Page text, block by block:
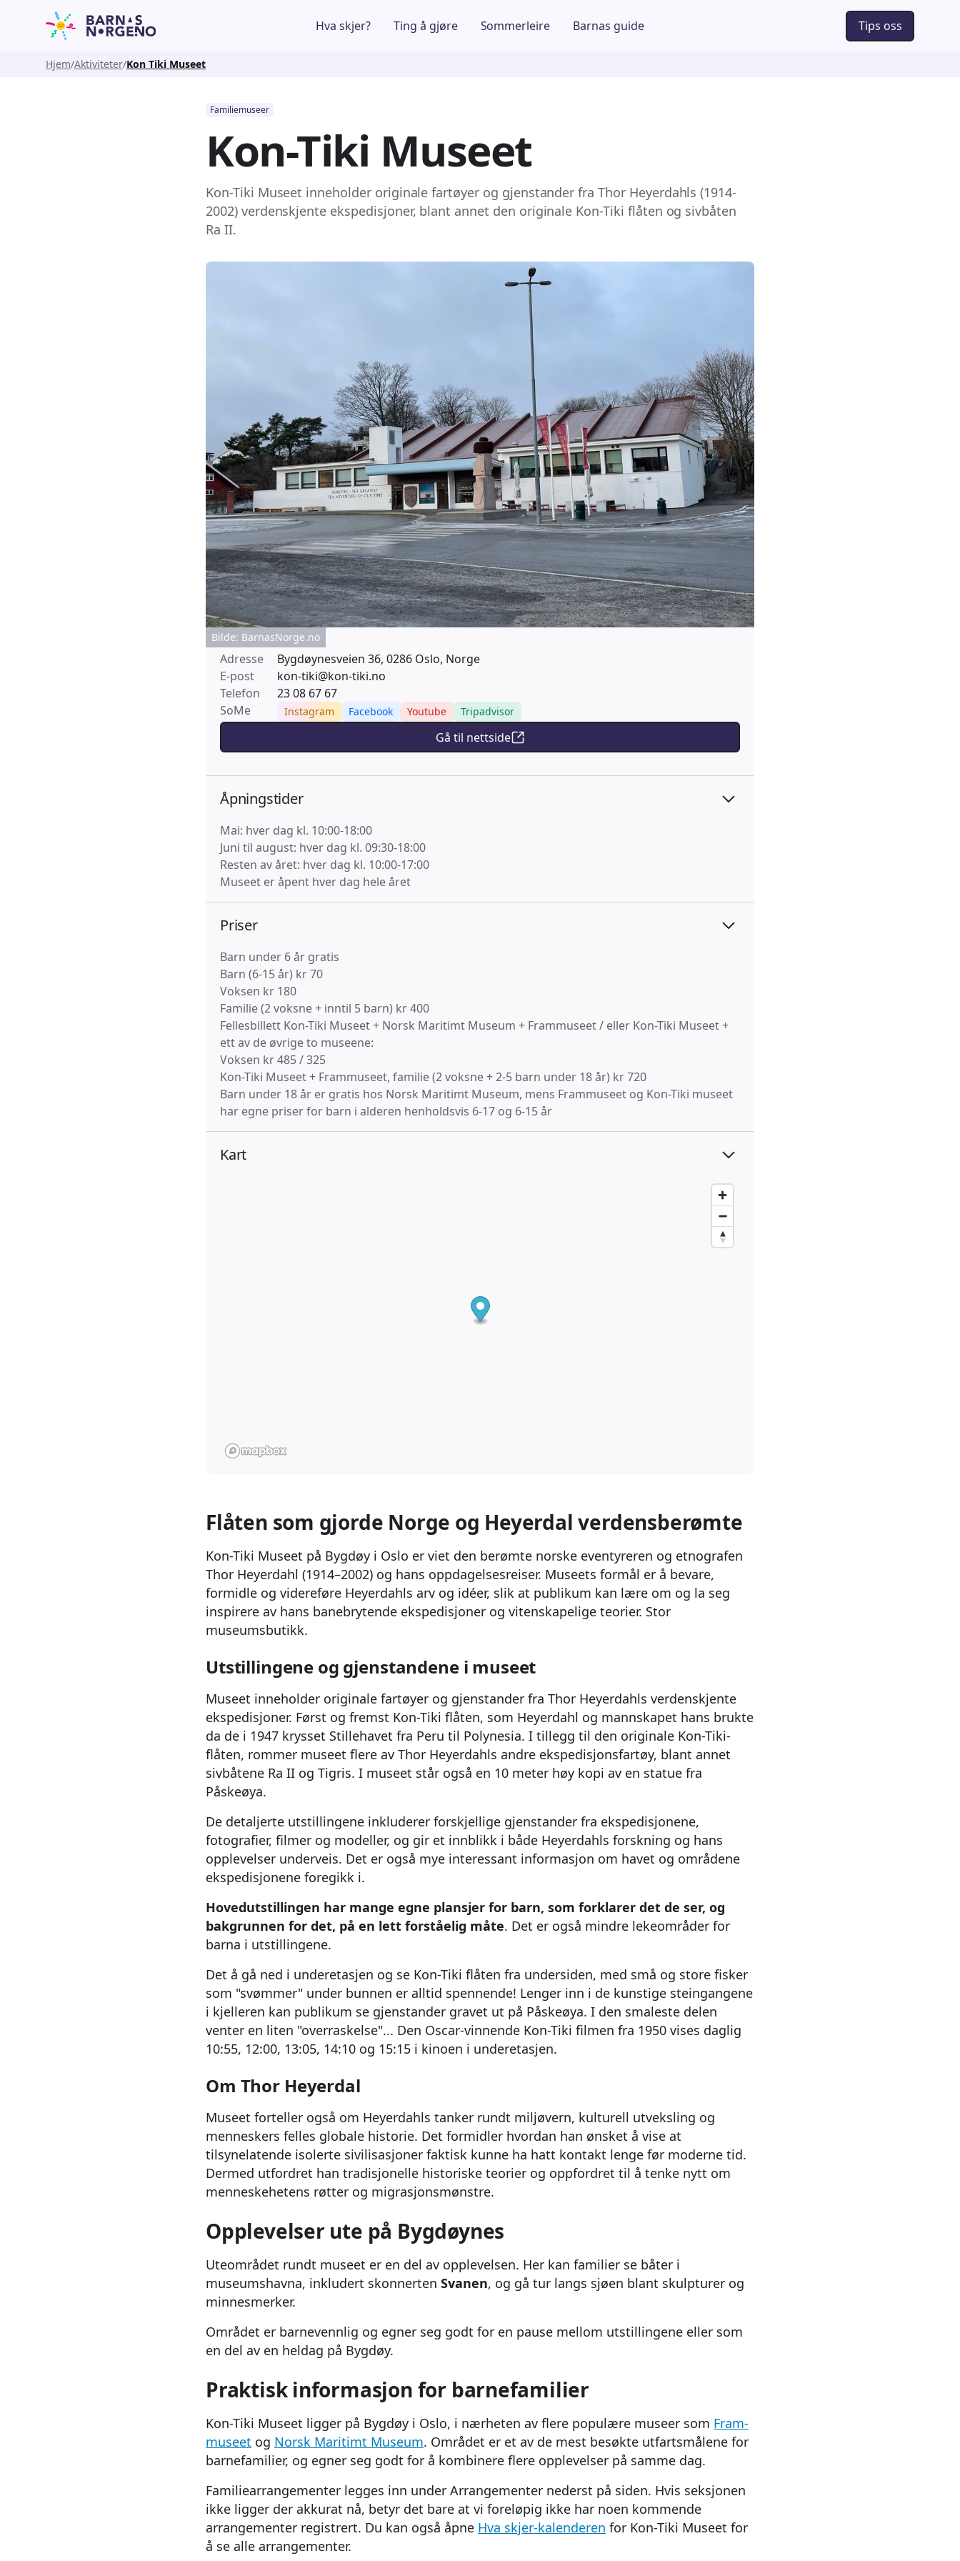
Hva skjer? Ting å gjøre Sommerleire Barnas guide Tips oss
Hjem Aktiviteter Kon Tiki Museet
Familiemuseer
Kon-Tiki Museet
Kon-Tiki Museet inneholder originale fartøyer og gjenstander fra Thor Heyerdahls (1914-
2002) verdenskjente ekspedisjoner, blant annet den originale Kon-Tiki flåten og sivbåten
Ra II.
Bilde: BarnasNorge.no
Adresse
Bygdøynesveien 36, 0286 Oslo, Norge
E-post
kon-tiki@kon-tiki.no
Telefon
23 08 67 67
SoMe
Instagram Facebook Youtube Tripadvisor
Gå til nettside
Åpningstider
Mai: hver dag kl. 10:00-18:00
Juni til august: hver dag kl. 09:30-18:00
Resten av året: hver dag kl. 10:00-17:00
Museet er åpent hver dag hele året
Priser
Barn under 6 år gratis
Barn (6-15 år) kr 70
Voksen kr 180
Familie (2 voksne + inntil 5 barn) kr 400
Fellesbillett Kon-Tiki Museet + Norsk Maritimt Museum + Frammuseet / eller Kon-Tiki Museet +
ett av de øvrige to museene:
Voksen kr 485 / 325
Kon-Tiki Museet + Frammuseet, familie (2 voksne + 2-5 barn under 18 år) kr 720
Barn under 18 år er gratis hos Norsk Maritimt Museum, mens Frammuseet og Kon-Tiki museet
har egne priser for barn i alderen henholdsvis 6-17 og 6-15 år
Kart
Flåten som gjorde Norge og Heyerdal verdensberømte
Kon-Tiki Museet på Bygdøy i Oslo er viet den berømte norske eventyreren og etnografen
Thor Heyerdahl (1914–2002) og hans oppdagelsesreiser. Museets formål er å bevare,
formidle og videreføre Heyerdahls arv og idéer, slik at publikum kan lære om og la seg
inspirere av hans banebrytende ekspedisjoner og vitenskapelige teorier. Stor
museumsbutikk.
Utstillingene og gjenstandene i museet
Museet inneholder originale fartøyer og gjenstander fra Thor Heyerdahls verdenskjente
ekspedisjoner. Først og fremst Kon-Tiki flåten, som Heyerdahl og mannskapet hans brukte
da de i 1947 krysset Stillehavet fra Peru til Polynesia. I tillegg til den originale Kon-Tiki-
flåten, rommer museet flere av Thor Heyerdahls andre ekspedisjonsfartøy, blant annet
sivbåtene Ra II og Tigris. I museet står også en 10 meter høy kopi av en statue fra
Påskeøya.
De detaljerte utstillingene inkluderer forskjellige gjenstander fra ekspedisjonene,
fotografier, filmer og modeller, og gir et innblikk i både Heyerdahls forskning og hans
opplevelser underveis. Det er også mye interessant informasjon om havet og områdene
ekspedisjonene foregikk i.
Hovedutstillingen har mange egne plansjer for barn, som forklarer det de ser, og
bakgrunnen for det, på en lett forståelig måte. Det er også mindre lekeområder for
barna i utstillingene.
Det å gå ned i underetasjen og se Kon-Tiki flåten fra undersiden, med små og store fisker
som "svømmer" under bunnen er alltid spennende! Lenger inn i de kunstige steingangene
i kjelleren kan publikum se gjenstander gravet ut på Påskeøya. I den smaleste delen
venter en liten "overraskelse"... Den Oscar-vinnende Kon-Tiki filmen fra 1950 vises daglig
10:55, 12:00, 13:05, 14:10 og 15:15 i kinoen i underetasjen.
Om Thor Heyerdal
Museet forteller også om Heyerdahls tanker rundt miljøvern, kulturell utveksling og
menneskers felles globale historie. Det formidler hvordan han ønsket å vise at
tilsynelatende isolerte sivilisasjoner faktisk kunne ha hatt kontakt lenge før moderne tid.
Dermed utfordret han tradisjonelle historiske teorier og oppfordret til å tenke nytt om
menneskehetens røtter og migrasjonsmønstre.
Opplevelser ute på Bygdøynes
Uteområdet rundt museet er en del av opplevelsen. Her kan familier se båter i
museumshavna, inkludert skonnerten Svanen, og gå tur langs sjøen blant skulpturer og
minnesmerker.
Området er barnevennlig og egner seg godt for en pause mellom utstillingene eller som
en del av en heldag på Bygdøy.
Praktisk informasjon for barnefamilier
Kon-Tiki Museet ligger på Bygdøy i Oslo, i nærheten av flere populære museer som Fram-
museet og Norsk Maritimt Museum. Området er et av de mest besøkte utfartsmålene for
barnefamilier, og egner seg godt for å kombinere flere opplevelser på samme dag.
Familiearrangementer legges inn under Arrangementer nederst på siden. Hvis seksjonen
ikke ligger der akkurat nå, betyr det bare at vi foreløpig ikke har noen kommende
arrangementer registrert. Du kan også åpne Hva skjer-kalenderen for Kon-Tiki Museet for
å se alle arrangementer.